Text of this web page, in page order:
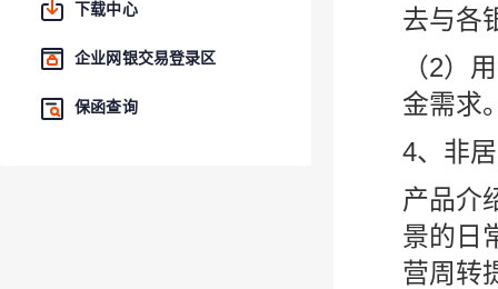
下载中心
企业网银交易登录区
保函查询
去与各
（2）
金需求
4、非
产品介
景的日
营周转